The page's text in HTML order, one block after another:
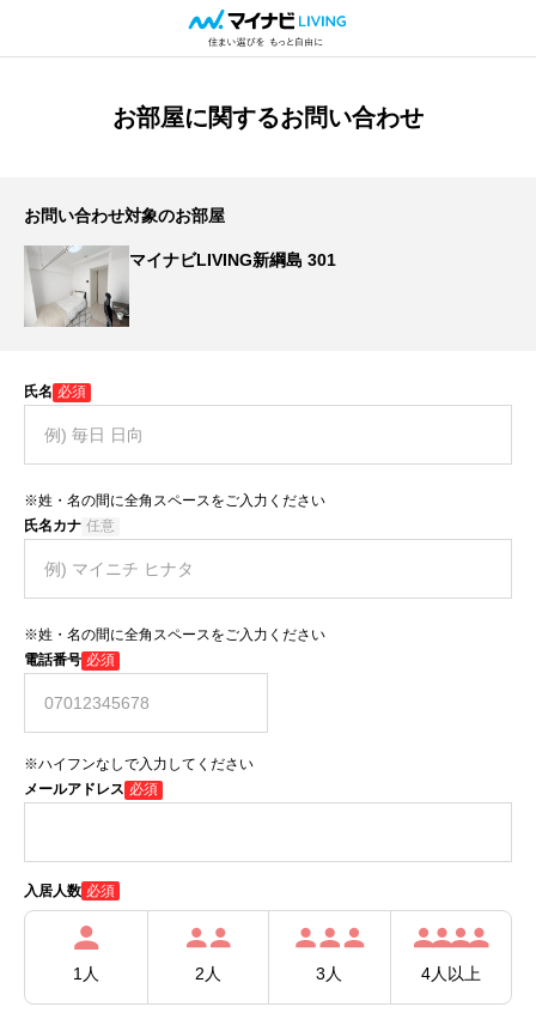
お部屋に関するお問い合わせ
お問い合わせ対象のお部屋
マイナビLIVING新綱島 301
氏名 必須
※姓・名の間に全角スペースをご入力ください
氏名カナ 任意
※姓・名の間に全角スペースをご入力ください
電話番号 必須
※ハイフンなしで入力してください
メールアドレス 必須
入居人数 必須
1人 2人 3人 4人以上